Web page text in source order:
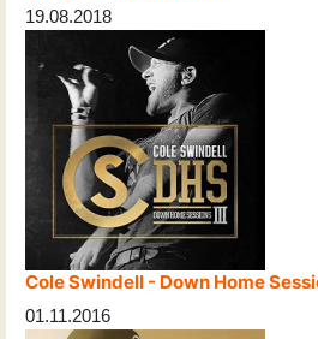
19.08.2018
Cole Swindell - Down Home
01.11.2016